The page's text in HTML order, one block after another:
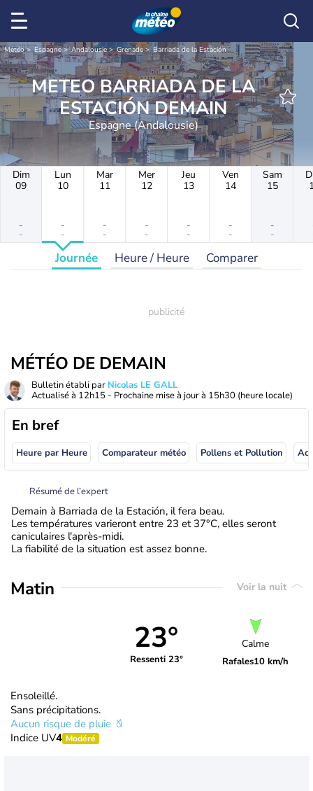
Météo Espagne Andalousie Grenade Barriada de la Estación
METEO BARRIADA DE LA
ESTACIÓN DEMAIN
Espagne (Andalousie)
Dim
09
-
-
Lun
10
-
-
Mar
11
-
-
Mer
12
-
-
Jeu
13
-
-
Ven
14
-
-
Sam
15
-
-
Journée Heure / Heure Comparer
MÉTÉO DE DEMAIN
Bulletin établi par Nicolas LE GALL
Actualisé à 12h15 - Prochaine mise à jour à 15h30 (heure locale)
En bref
Heure par Heure Comparateur météo Pollens et Pollution
Résumé de l’expert
Demain à Barriada de la Estación, il fera beau.
Les températures varieront entre 23 et 37°C, elles seront
caniculaires l'après-midi.
La fiabilité de la situation est assez bonne.
Matin Voir la nuit
23°
Ressenti 23°
Calme
Rafales10 km/h
Ensoleillé.
Sans précipitations.
Aucun risque de pluie
Indice UV4 Modéré